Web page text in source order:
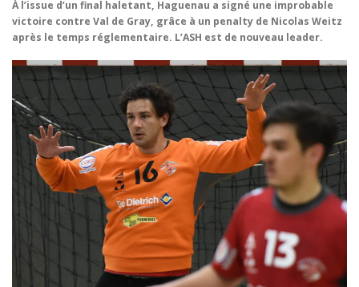
BOUTIQUE
À l’issue d’un final haletant, Haguenau a signé une improbable
victoire contre Val de Gray, grâce à un penalty de Nicolas Weitz
après le temps réglementaire. L’ASH est de nouveau leader.